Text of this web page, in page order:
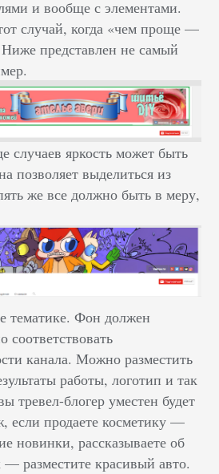
и вообще с элементами.
случай, когда «чем проще —
представлен не самый
случаев яркость может быть
позволяет выделиться из
же все должно быть в меру,
тематике. Фон должен
соответствовать
канала. Можно разместить
работы, логотип и так
тревел-блогер уместен будет
если продаете косметику —
новинки, рассказываете об
— разместите красивый авто.